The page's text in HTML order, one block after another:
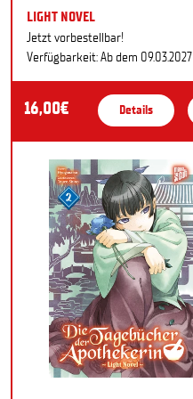
LIGHT NOVEL
Jetzt vorbestellbar!
Verfügbarkeit: Ab dem 09.03.2027
16,00€ Details